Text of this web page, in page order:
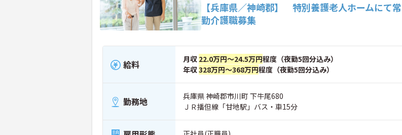
【兵庫県／神崎郡】 特別養護老人ホームにて常
勤介護職募集
給料 月収 22.0万円～24.5万円程度（夜勤5回分込み）
年収328万円～368万円程度（夜勤5回分込み）
勤務地
兵庫県 神崎郡市川町 下牛尾680
ＪＲ播但線「甘地駅」バス・車15分